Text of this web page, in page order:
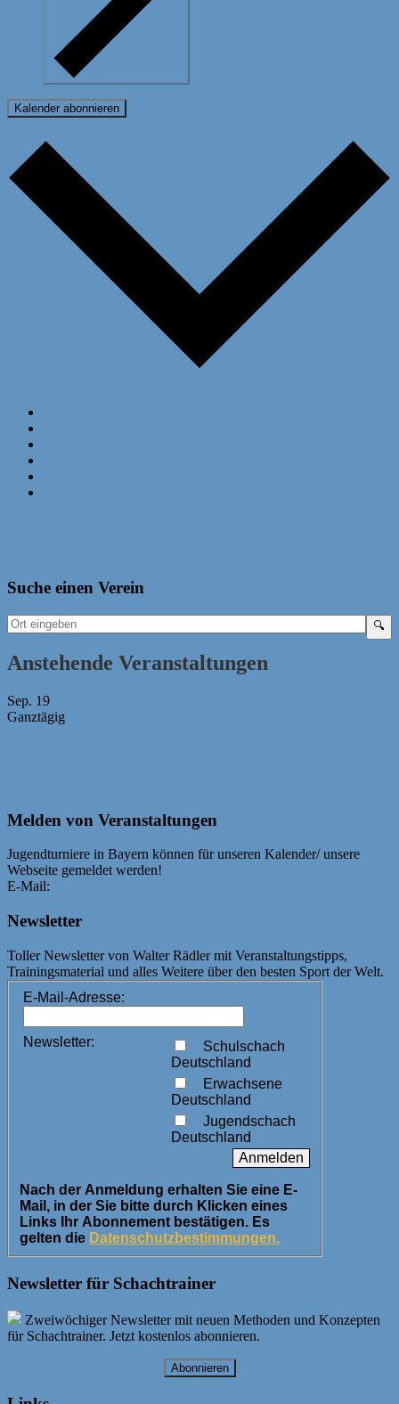
Kalender abonnieren
Suche einen Verein
Anstehende Veranstaltungen
Sep. 19
Ganztägig
Melden von Veranstaltungen
Jugendturniere in Bayern können für unseren Kalender/ unsere
Webseite gemeldet werden!
E-Mail:
Newsletter
Toller Newsletter von Walter Rädler mit Veranstaltungstipps,
Trainingsmaterial und alles Weitere über den besten Sport der Welt.
E-Mail-Adresse:
Newsletter:
Schulschach
Deutschland
Erwachsene
Deutschland
Jugendschach
Deutschland
Nach der Anmeldung erhalten Sie eine E-
Mail, in der Sie bitte durch Klicken eines
Links Ihr Abonnement bestätigen. Es
gelten die Datenschutzbestimmungen.
Newsletter für Schachtrainer
Zweiwöchiger Newsletter mit neuen Methoden und Konzepten
für Schachtrainer. Jetzt kostenlos abonnieren.
Abonnieren